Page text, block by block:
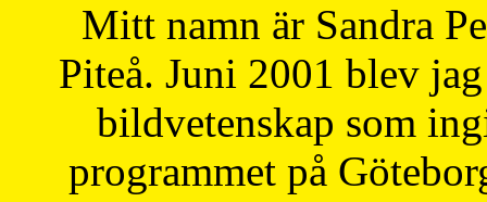
Mitt namn är Sandra
Piteå. Juni 2001 blev
bildvetenskap som
programmet på